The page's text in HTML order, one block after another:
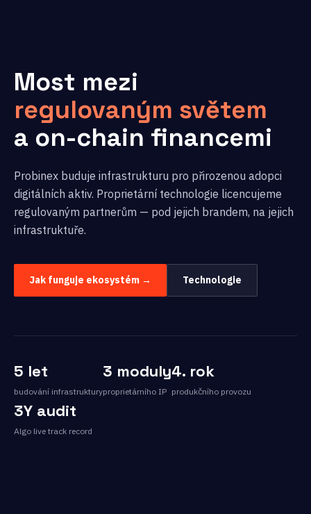
Most mezi
regulovaným světem
a on-chain financemi
Probinex buduje infrastrukturu pro přirozenou adopci
digitálních aktiv. Proprietární technologie licencujeme
regulovaným partnerům — pod jejich brandem, na jejich
infrastruktuře.
Jak funguje ekosystém → Technologie
5 let
budování infrastruktury
3 moduly
proprietárního IP
4. rok
produkčního provozu
3Y audit
Algo live track record